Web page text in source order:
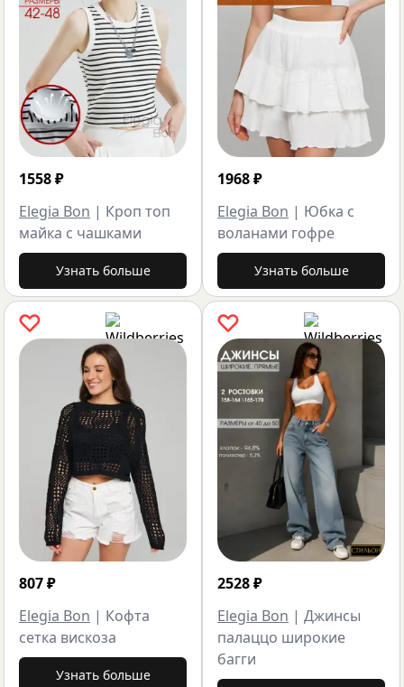
1558₽
Elegia Bon | Кроп топ
майка с чашками
Узнать больше
807₽
Elegia Bon | Кофта
сетка вискоза
Узнать больше
1968₽
Elegia Bon | Юбка с
воланами гофре
Узнать больше
2528₽
Elegia Bon | Джинсы
палаццо широкие
багги